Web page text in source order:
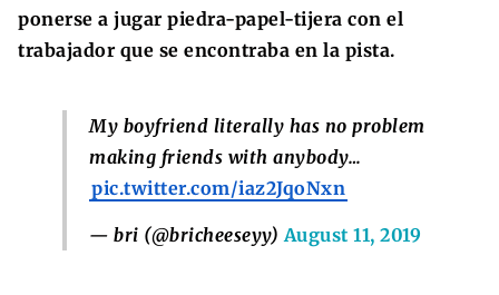
ponerse a jugar piedra-papel-tijera con el
trabajador que se encontraba en la pista.
My boyfriend literally has no problem
making friends with anybody…
pic.twitter.com/iaz2JqoNxn
— bri (@bricheeseyy) August 11, 2019